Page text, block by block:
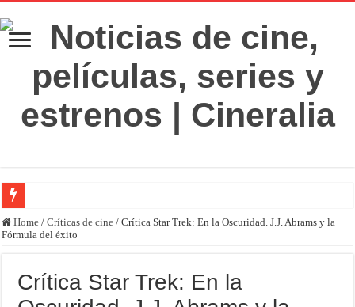
‘El Diablo se viste de Prada 2’. Desaparece la magia
‘La Asistenta’. Dúo perfecto
Crítica de Spider-Man: Brand new day. Un gran poder conlleva una gran película
Home / Críticas de cine / Crítica Star Trek: En la Oscuridad. J.J. Abrams y la
Fórmula del éxito
Crítica Star Trek: En la